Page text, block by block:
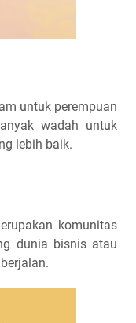
untuk perempuan
wadah untuk
lebih baik.
komunitas
dunia bisnis atau